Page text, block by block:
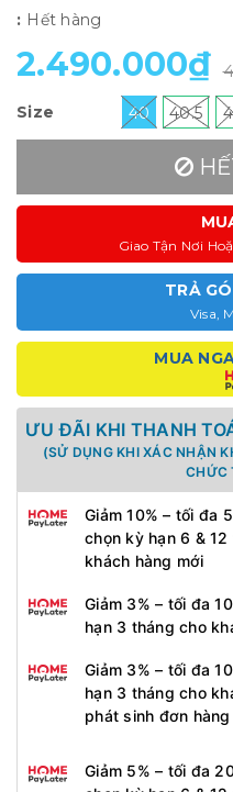
: Hết hàng
2.490.000₫
Size 40 40.5
Giao Tận Nơi
TRẢ
Visa,
MUA
ƯU ĐÃI KHI THANH
(SỬ DỤNG KHI XÁC NHẬN
CHỨC
Giảm 10% – tối đa
chọn kỳ hạn 6 &
khách hàng mới
Giảm 3% – tối đa
hạn 3 tháng cho
Giảm 3% – tối đa
hạn 3 tháng cho
phát sinh đơn hàng
Giảm 5% – tối đa